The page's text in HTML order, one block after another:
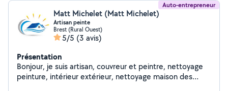
Auto-entrepreneur
Matt Michelet (Matt Michelet)
Artisan peinte
Brest (Rural Ouest)
5/5 (3 avis)
Présentation
Bonjour, je suis artisan, couvreur et peintre, nettoyage
peinture, intérieur extérieur, nettoyage maison des